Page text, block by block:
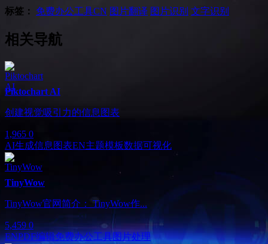
标签： 免费办公工具CN 图片翻译 图片识别 文字识别
相关导航
Piktochart AI
创建视觉吸引力的信息图表
1,965 0
AI生成信息图表EN主题模板数据可视化
TinyWow
TinyWow官网简介： TinyWow作...
5,459 0
ENPDF编辑免费办公工具图片处理